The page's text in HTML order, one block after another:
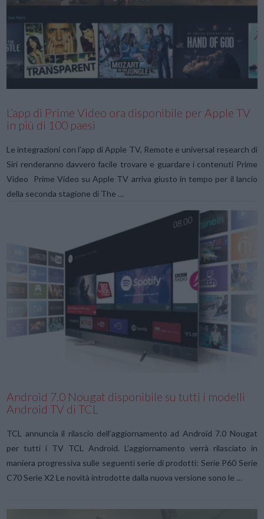
VIEW POST
VIEW POST
L’app di Prime Video ora disponibile per Apple TV
in più di 100 paesi
Le integrazioni con l’app di Apple TV, Remote e universal research di
Siri renderanno davvero facile trovare e guardare i contenuti Prime
Video Prime Video su Apple TV arriva giusto in tempo per il lancio
della seconda stagione di The …
Android 7.0 Nougat disponibile su tutti i modelli
Android TV di TCL
TCL annuncia il rilascio dell’aggiornamento ad Android 7.0 Nougat
per tutti i TV TCL Android. L’aggiornamento verrà rilasciato in
maniera progressiva sulle seguenti serie di prodotti: Serie P60 Serie
C70 Serie X2 Le novità introdotte dalla nuova versione sono le …